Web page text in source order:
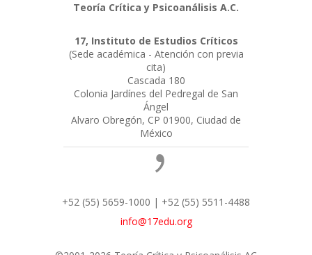
Teoría Crítica y Psicoanálisis A.C.
17, Instituto de Estudios Críticos
(Sede académica - Atención con previa
cita)
Cascada 180
Colonia Jardínes del Pedregal de San
Ángel
Alvaro Obregón, CP 01900, Ciudad de
México
+52 (55) 5659-1000 | +52 (55) 5511-4488
info@17edu.org